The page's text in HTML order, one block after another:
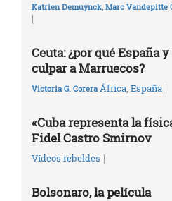
Katrien Demuynck, Marc Vandepitte
|
Ceuta: ¿por qué España
culpar a Marruecos?
Victoria G. Corera África, España |
«Cuba representa la
Fidel Castro Smirnov
Vídeos rebeldes |
Bolsonaro, la película